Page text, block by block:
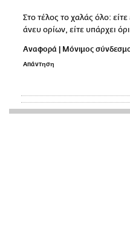
Στο τέλος το χαλάς όλο:
άνευ ορίων, είτε υπάρχει
Αναφορά | Μόνιμος
Απάντηση